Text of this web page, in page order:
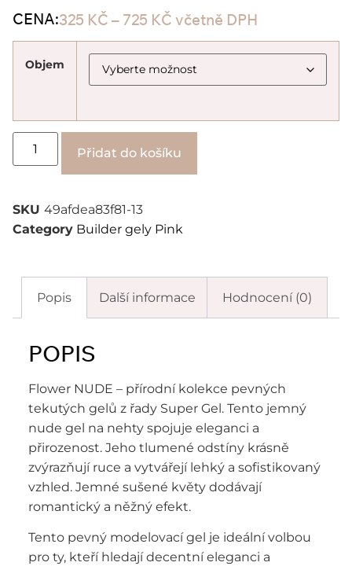
CENA:325 KČ – 725 KČ včetně DPH
Objem
Přidat do košíku
SKU 49afdea83f81-13
Category Builder gely Pink
Popis Další informace Hodnocení (0)
POPIS
Flower NUDE – přírodní kolekce pevných
tekutých gelů z řady Super Gel. Tento jemný
nude gel na nehty spojuje eleganci a
přirozenost. Jeho tlumené odstíny krásně
zvýrazňují ruce a vytvářejí lehký a sofistikovaný
vzhled. Jemné sušené květy dodávají
romantický a něžný efekt.
Tento pevný modelovací gel je ideální volbou
pro ty, kteří hledají decentní eleganci a